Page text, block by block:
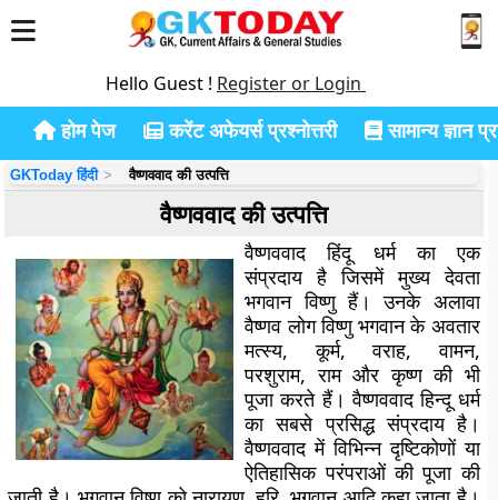
Hello Guest ! Register or Login
होम पेज करेंट अफेयर्स प्रश्नोत्तरी सामान्य ज्ञान
GKToday हिंदी वैष्णववाद की उत्पत्ति
वैष्णववाद की उत्पत्ति
वैष्णववाद हिंदू धर्म का एक
संप्रदाय है जिसमें मुख्य देवता
भगवान विष्णु हैं। उनके अलावा
वैष्णव लोग विष्णु भगवान के अवतार
मत्स्य, कूर्म, वराह, वामन,
परशुराम, राम और कृष्ण की भी
पूजा करते हैं। वैष्णववाद हिन्दू धर्म
का सबसे प्रसिद्ध संप्रदाय है।
वैष्णववाद में विभिन्न दृष्टिकोणों या
ऐतिहासिक परंपराओं की पूजा की